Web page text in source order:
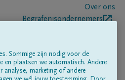
Over ons
Begrafenisondernemers
Sommige zijn nodig voor de
en plaatsen we automatisch. Andere
analyse, marketing of andere